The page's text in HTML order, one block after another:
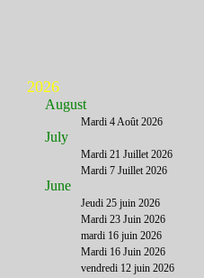
Le meilleur des Etats-
2026
August
Mardi 4 Août 2026
July
Mardi 21 Juillet 2026
Mardi 7 Juillet 2026
June
Jeudi 25 juin 2026
Mardi 23 Juin 2026
mardi 16 juin 2026
Mardi 16 Juin 2026
vendredi 12 juin 2026